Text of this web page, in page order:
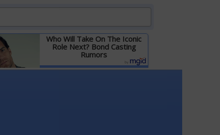
Who Will Take On The Iconic
Role Next? Bond Casting
Rumors
Детальніше